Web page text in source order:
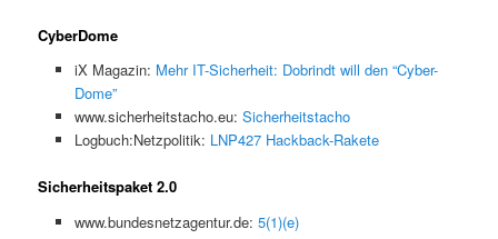
CyberDome
iX Magazin: Mehr IT-Sicherheit: Dobrindt will den “Cyber-
Dome”
www.sicherheitstacho.eu: Sicherheitstacho
Logbuch:Netzpolitik: LNP427 Hackback-Rakete
Sicherheitspaket 2.0
www.bundesnetzagentur.de: 5(1)(e)